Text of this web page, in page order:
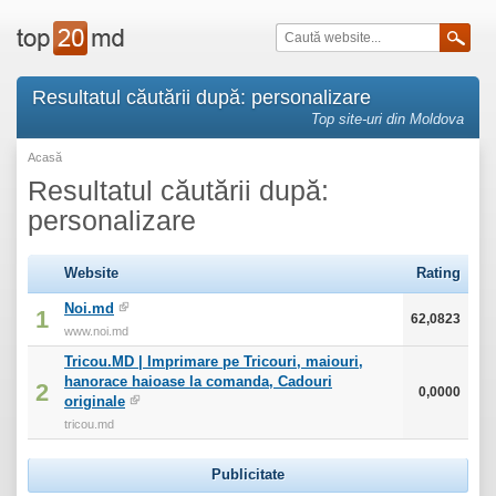
Resultatul căutării după: personalizare
Top site-uri din Moldova
Acasă
Resultatul căutării după:
personalizare
Website Rating
1 Noi.md
www.noi.md
62,0823
2
Tricou.MD | Imprimare pe Tricouri, maiouri,
hanorace haioase la comanda, Cadouri
originale
tricou.md
0,0000
Publicitate